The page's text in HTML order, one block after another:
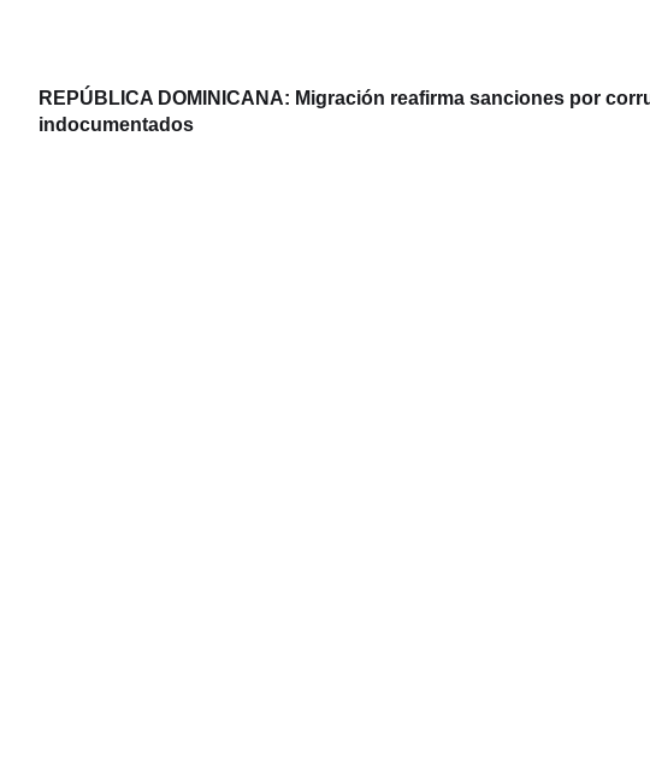
REPÚBLICA DOMINICANA: Migración reafirma sanciones por
indocumentados